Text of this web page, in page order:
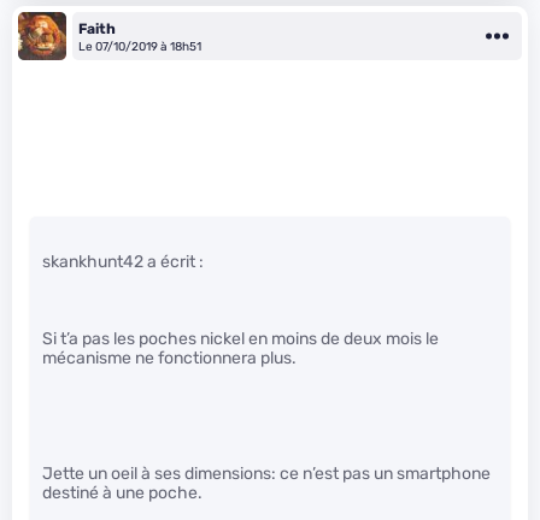
Faith
Le 07/10/2019 à 18h51
skankhunt42 a écrit :
Si t’a pas les poches nickel en moins de deux mois le
mécanisme ne fonctionnera plus.
Jette un oeil à ses dimensions: ce n’est pas un smartphone
destiné à une poche.